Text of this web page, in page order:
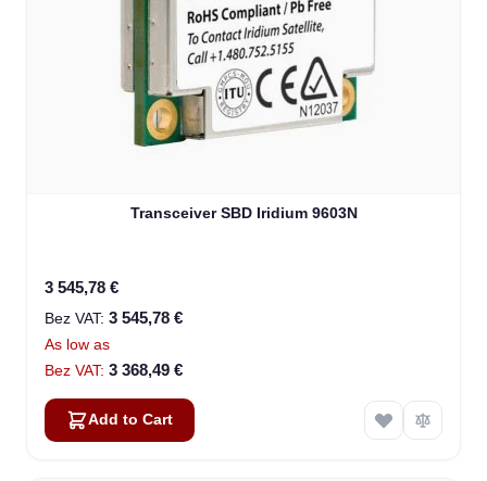
Transceiver SBD Iridium 9603N
3 545,78 €
3 545,78 €
As low as
3 368,49 €
Add to Cart